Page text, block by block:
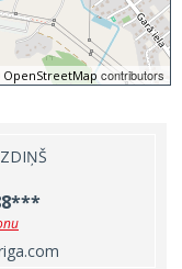
OpenStreetMap contributors